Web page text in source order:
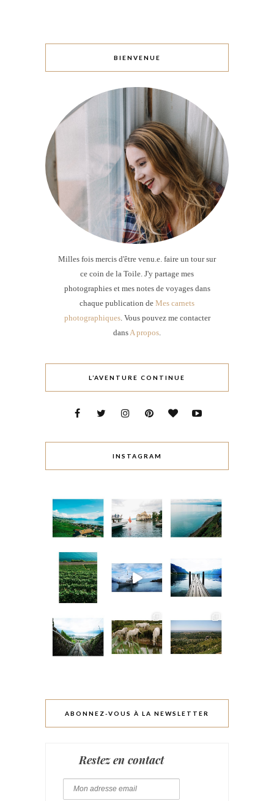
BIENVENUE
Milles fois mercis d'être venu.e. faire un tour sur
ce coin de la Toile. J'y partage mes
photographies et mes notes de voyages dans
chaque publication de Mes carnets
photographiques. Vous pouvez me contacter
dansA propos.
L’AVENTURE CONTINUE
INSTAGRAM
ABONNEZ-VOUS À LA NEWSLETTER
Restez en contact